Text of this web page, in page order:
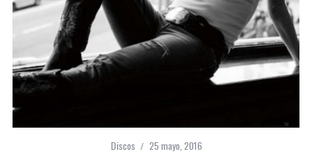
Discos 25 mayo, 2016